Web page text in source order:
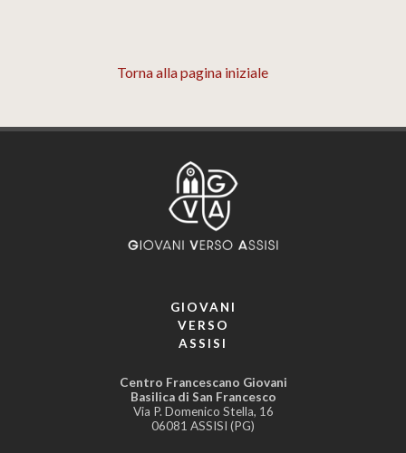
Torna alla pagina iniziale
GIOVANI
VERSO
ASSISI
Centro Francescano Giovani
Basilica di San Francesco
Via P. Domenico Stella, 16
06081 ASSISI (PG)